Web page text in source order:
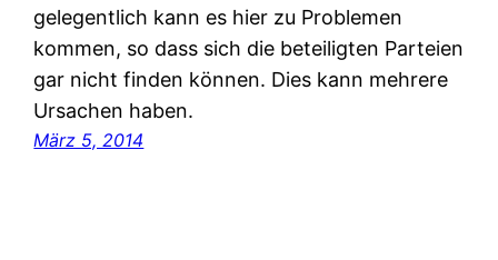
gelegentlich kann es hier zu Problemen
kommen, so dass sich die beteiligten Parteien
gar nicht finden können. Dies kann mehrere
Ursachen haben.
März 5, 2014